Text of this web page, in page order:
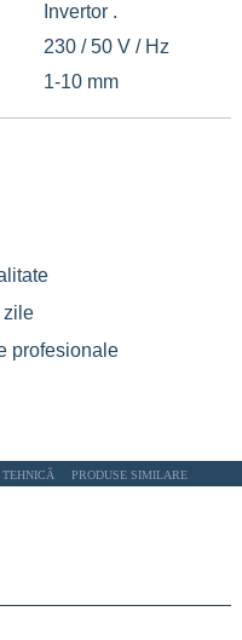
Invertor .
230 / 50 V / Hz
1-10 mm
zile
profesionale
TEHNICĂ PRODUSE SIMILARE